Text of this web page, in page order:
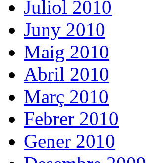
Juliol 2010
Juny 2010
Maig 2010
Abril 2010
Març 2010
Febrer 2010
Gener 2010